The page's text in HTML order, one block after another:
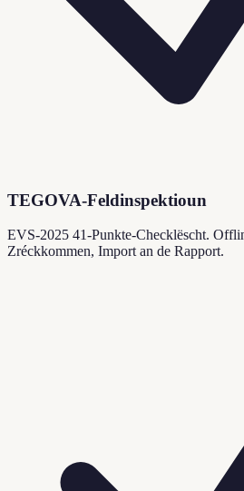
TEGOVA-Feldinspektioun
EVS-2025 41-Punkte-Checklëscht.
Zréckkommen, Import an de Rapport.